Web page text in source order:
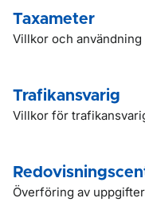
Taxameter
Villkor och användning
Trafikansvarig
Villkor för
Överföring av